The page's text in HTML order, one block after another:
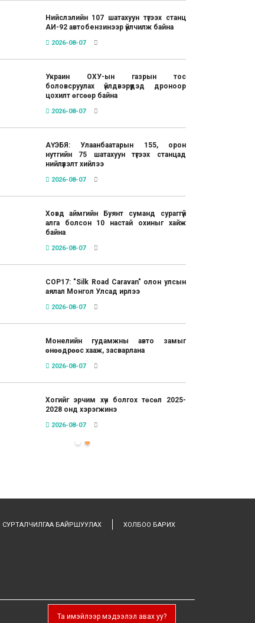
Нийслэлийн 107 шатахуун түгээх станц
АИ-92 автобензинээр үйлчилж байна
2026-08-07
Украин ОХУ-ын газрын тос
боловсруулах үйлдвэрүүдэд дроноор
цохилт өгсөөр байна
2026-08-07
АҮЭБЯ: Улаанбаатарын 155, орон
нутгийн 75 шатахуун түгээх станцад
нийлүүлэлт хийлээ
2026-08-07
Ховд аймгийн Буянт суманд сураггүй
алга болсон 10 настай охиныг хайж
байна
2026-08-07
COP17: "Silk Road Caravan" олон улсын
аялал Монгол Улсад ирлээ
2026-08-07
Монелийн гудамжны авто замыг
өнөөдрөөс хааж, засварлана
2026-08-07
Хогийг эрчим хүч болгох төсөл 2025-
2028 онд хэрэгжинэ
2026-08-07
СУРТАЛЧИЛГАА БАЙРШУУЛАХ ХОЛБОО БАРИХ
Та имэйлээр мэдээлэл авах уу?